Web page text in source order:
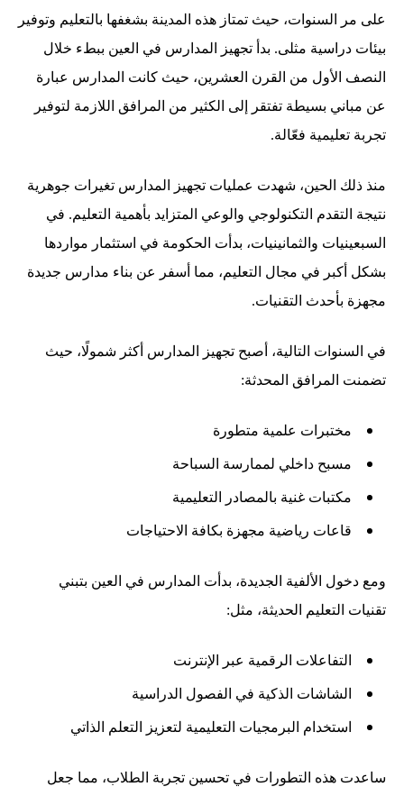
على مر السنوات، حيث تمتاز هذه المدينة بشغفها بالتعليم وتوفير
بيئات دراسية مثلى. بدأ تجهيز المدارس في العين ببطء خلال
النصف الأول من القرن العشرين، حيث كانت المدارس عبارة
عن مباني بسيطة تفتقر إلى الكثير من المرافق اللازمة لتوفير
تجربة تعليمية فعّالة.
منذ ذلك الحين، شهدت عمليات تجهيز المدارس تغيرات جوهرية
نتيجة التقدم التكنولوجي والوعي المتزايد بأهمية التعليم. في
السبعينيات والثمانينيات، بدأت الحكومة في استثمار مواردها
بشكل أكبر في مجال التعليم، مما أسفر عن بناء مدارس جديدة
مجهزة بأحدث التقنيات.
في السنوات التالية، أصبح تجهيز المدارس أكثر شمولًا، حيث
تضمنت المرافق المحدثة:
مختبرات علمية متطورة
مسبح داخلي لممارسة السباحة
مكتبات غنية بالمصادر التعليمية
قاعات رياضية مجهزة بكافة الاحتياجات
ومع دخول الألفية الجديدة، بدأت المدارس في العين بتبني
تقنيات التعليم الحديثة، مثل:
التفاعلات الرقمية عبر الإنترنت
الشاشات الذكية في الفصول الدراسية
استخدام البرمجيات التعليمية لتعزيز التعلم الذاتي
ساعدت هذه التطورات في تحسين تجربة الطلاب، مما جعل